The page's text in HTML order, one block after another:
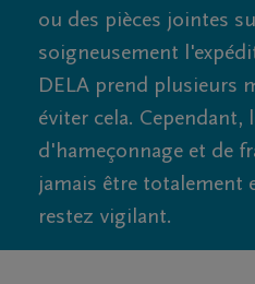
ou des pièces jointes
soigneusement
DELA prend plusieurs
éviter cela. Cependant,
d'hameçonnage et de
jamais être totalement
restez vigilant.